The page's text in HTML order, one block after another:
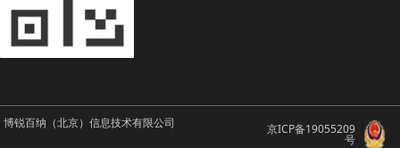
博锐百纳（北京）信息技术有限公司 京ICP备19055209
号